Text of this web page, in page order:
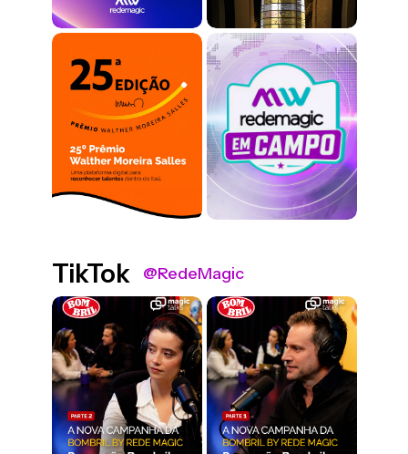
TikTok @RedeMagic